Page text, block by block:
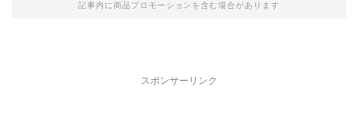
記事内に商品プロモーションを含む場合があります
スポンサーリンク